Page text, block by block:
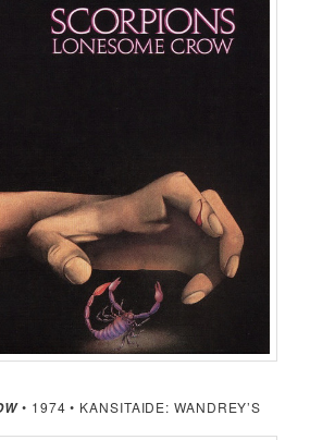
• 1974 • KANSITAIDE: WANDREY’S